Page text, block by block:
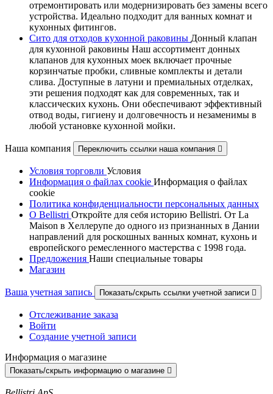
отремонтировать или модернизировать без замены всего
устройства. Идеально подходит для ванных комнат и
кухонных фитингов.
Сито для отходов кухонной раковины Донный клапан
для кухонной раковины Наш ассортимент донных
клапанов для кухонных моек включает прочные
корзинчатые пробки, сливные комплекты и детали
слива. Доступные в латуни и премиальных отделках,
эти решения подходят как для современных, так и
классических кухонь. Они обеспечивают эффективный
отвод воды, гигиену и долговечность и незаменимы в
любой установке кухонной мойки.
Наша компания Переключить ссылки наша компания 
Условия торговли Условия
Информация о файлах cookie Информация о файлах
cookie
Политика конфиденциальности персональных данных
О Bellistri Откройте для себя историю Bellistri. От La
Maison в Хеллерупе до одного из признанных в Дании
направлений для роскошных ванных комнат, кухонь и
европейского ремесленного мастерства с 1998 года.
Предложения Наши специальные товары
Магазин
Ваша учетная запись Показать/скрыть ссылки учетной записи 
Отслеживание заказа
Войти
Создание учетной записи
Информация о магазине
Показать/скрыть информацию о магазине 